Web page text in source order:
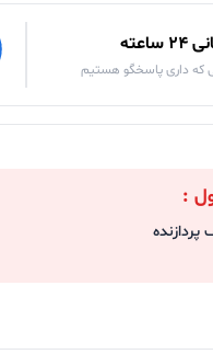
که داری پاسخگو هستیم
: